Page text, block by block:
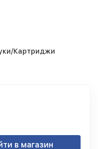
Картриджи
в магазин